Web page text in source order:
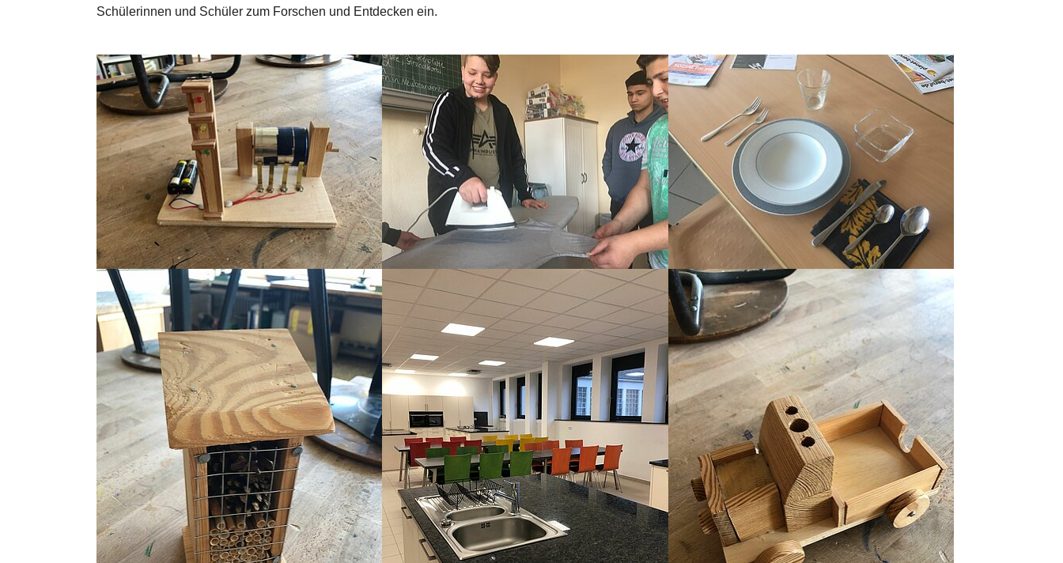
Schülerinnen und Schüler zum Forschen und Entdecken ein.
Show larger version Show larger version Show larger version
Show larger version Show larger version Show larger version